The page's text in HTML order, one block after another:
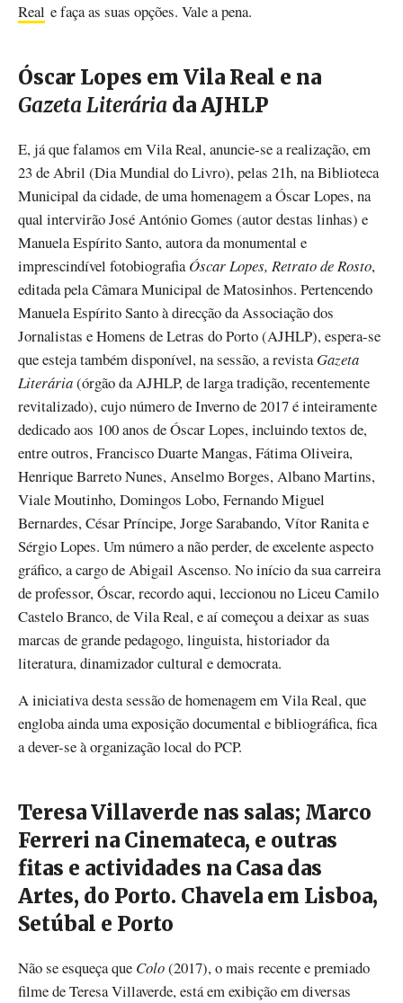
Real e faça as suas opções. Vale a pena.
Óscar Lopes em Vila Real e na
Gazeta Literária da AJHLP
E, já que falamos em Vila Real, anuncie-se a realização, em
23 de Abril (Dia Mundial do Livro), pelas 21h, na Biblioteca
Municipal da cidade, de uma homenagem a Óscar Lopes, na
qual intervirão José António Gomes (autor destas linhas) e
Manuela Espírito Santo, autora da monumental e
imprescindível fotobiografiaÓscar Lopes, Retrato de Rosto,
editada pela Câmara Municipal de Matosinhos. Pertencendo
Manuela Espírito Santo à direcção da Associação dos
Jornalistas e Homens de Letras do Porto (AJHLP), espera-se
que esteja também disponível, na sessão, a revistaGazeta
Literária(órgão da AJHLP, de larga tradição, recentemente
revitalizado), cujo número de Inverno de 2017 é inteiramente
dedicado aos 100 anos de Óscar Lopes, incluindo textos de,
entre outros, Francisco Duarte Mangas, Fátima Oliveira,
Henrique Barreto Nunes, Anselmo Borges, Albano Martins,
Viale Moutinho, Domingos Lobo, Fernando Miguel
Bernardes, César Príncipe, Jorge Sarabando, Vítor Ranita e
Sérgio Lopes. Um número a não perder, de excelente aspecto
gráfico, a cargo de Abigail Ascenso. No início da sua carreira
de professor, Óscar, recordo aqui, leccionou no Liceu Camilo
Castelo Branco, de Vila Real, e aí começou a deixar as suas
marcas de grande pedagogo, linguista, historiador da
literatura, dinamizador cultural e democrata.
A iniciativa desta sessão de homenagem em Vila Real, que
engloba ainda uma exposição documental e bibliográfica, fica
a dever-se à organização local do PCP.
Teresa Villaverde nas salas; Marco
Ferreri na Cinemateca, e outras
fitas e actividades na Casa das
Artes, do Porto. Chavela em Lisboa,
Setúbal e Porto
Não se esqueça que Colo(2017), o mais recente e premiado
filme de Teresa Villaverde, está em exibição em diversas